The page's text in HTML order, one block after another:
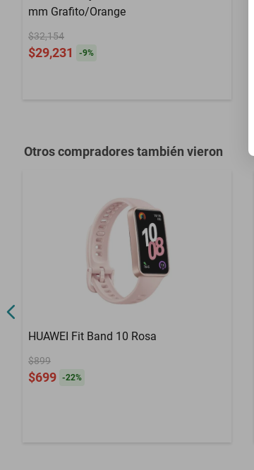
mm Grafito/Orange
$32,154
$29,231 -9%
Otros compradores también vieron
HUAWEI Fit Band 10 Rosa
$899
$699 -22%